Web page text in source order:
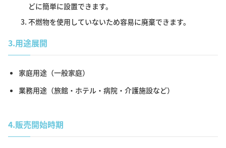
どに簡単に設置できます。
不燃物を使用していないため容易に廃棄できます。
3.用途展開
家庭用途（一般家庭）
業務用途（旅館・ホテル・病院・介護施設など）
4.販売開始時期